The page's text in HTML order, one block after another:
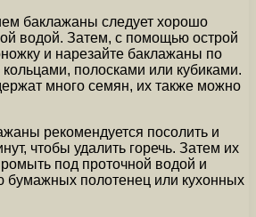
баклажаны следует хорошо
водой. Затем, с помощью острой
и нарезайте баклажаны по
полосками или кубиками.
много семян, их также можно
рекомендуется посолить и
чтобы удалить горечь. Затем их
под проточной водой и
полотенец или кухонных